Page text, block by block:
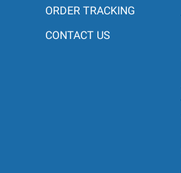
ORDER TRACKING
CONTACT US